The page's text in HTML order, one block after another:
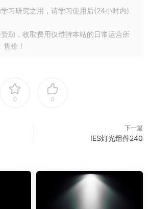
习研究之用，请学习使用后(24小时内)
助，收取费用仅维持本站的日常运营所
价！
0 0
下一篇
IES灯光组件240